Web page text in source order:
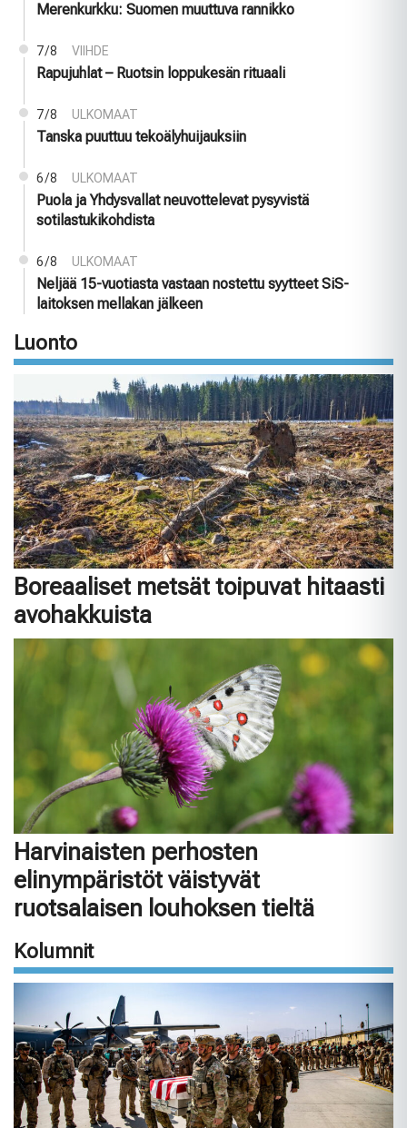
Merenkurkku: Suomen muuttuva rannikko
7/8 VIIHDE
Rapujuhlat – Ruotsin loppukesän rituaali
7/8 ULKOMAAT
Tanska puuttuu tekoälyhuijauksiin
6/8 ULKOMAAT
Puola ja Yhdysvallat neuvottelevat pysyvistä
sotilastukikohdista
6/8 ULKOMAAT
Neljää 15-vuotiasta vastaan nostettu syytteet SiS-
laitoksen mellakan jälkeen
Luonto
Boreaaliset metsät toipuvat hitaasti
avohakkuista
Harvinaisten perhosten
elinympäristöt väistyvät
ruotsalaisen louhoksen tieltä
Kolumnit